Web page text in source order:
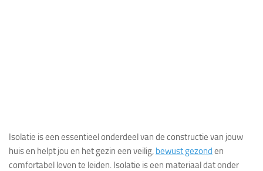
Isolatie is een essentieel onderdeel van de constructie van jouw
huis en helpt jou en het gezin een veilig, bewust gezond en
comfortabel leven te leiden. Isolatie is een materiaal dat onder